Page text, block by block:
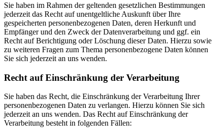
Sie haben im Rahmen der geltenden gesetzlichen Bestimmungen
jederzeit das Recht auf unentgeltliche Auskunft über Ihre
gespeicherten personenbezogenen Daten, deren Herkunft und
Empfänger und den Zweck der Datenverarbeitung und ggf. ein
Recht auf Berichtigung oder Löschung dieser Daten. Hierzu sowie
zu weiteren Fragen zum Thema personenbezogene Daten können
Sie sich jederzeit an uns wenden.
Recht auf Einschränkung der Verarbeitung
Sie haben das Recht, die Einschränkung der Verarbeitung Ihrer
personenbezogenen Daten zu verlangen. Hierzu können Sie sich
jederzeit an uns wenden. Das Recht auf Einschränkung der
Verarbeitung besteht in folgenden Fällen: